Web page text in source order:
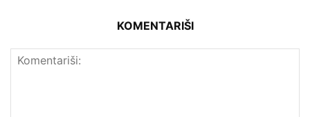
KOMENTARIŠI